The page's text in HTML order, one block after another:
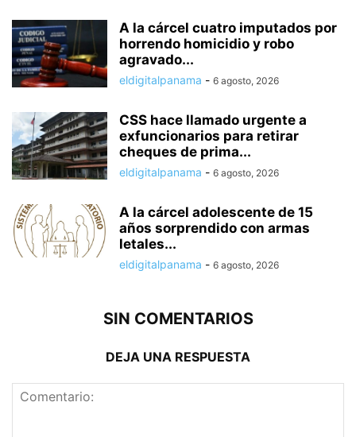
A la cárcel cuatro imputados por
horrendo homicidio y robo
agravado...
eldigitalpanama - 6 agosto, 2026
CSS hace llamado urgente a
exfuncionarios para retirar
cheques de prima...
eldigitalpanama - 6 agosto, 2026
A la cárcel adolescente de 15
años sorprendido con armas
letales...
eldigitalpanama - 6 agosto, 2026
SIN COMENTARIOS
DEJA UNA RESPUESTA